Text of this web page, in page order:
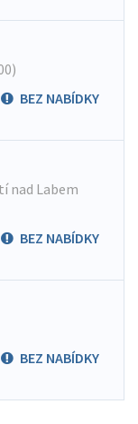
BEZ NABÍDKY
nad Labem
BEZ NABÍDKY
BEZ NABÍDKY